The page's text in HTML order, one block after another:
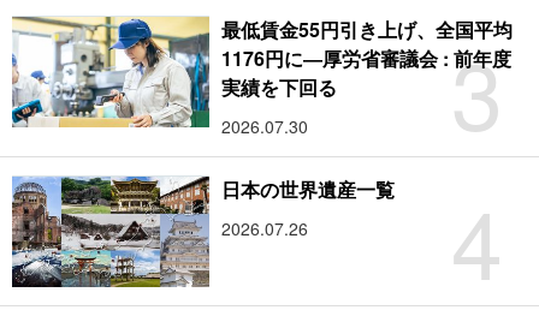
3
最低賃金55円引き上げ、全国平均
1176円に―厚労省審議会 : 前年度
実績を下回る
2026.07.30
4
日本の世界遺産一覧
2026.07.26